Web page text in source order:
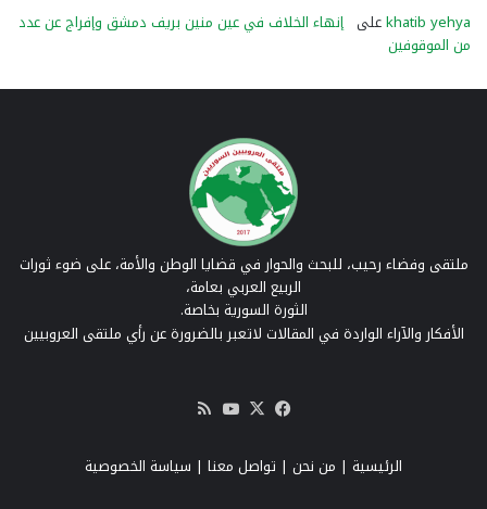
khatib yehyaعلى إنهاء الخلاف في عين منين بريف دمشق وإفراج عن عدد
من الموقوفين
ملتقى وفضاء رحيب، للبحث والحوار في قضايا الوطن والأمة، على ضوء ثورات
الربيع العربي بعامة،
الثورة السورية بخاصة.
الأفكار والآراء الواردة في المقالات لاتعبر بالضرورة عن رأي ملتقى العروبيين
فيسبوك
‫X
‫YouTube
RSS
الرئيسية | من نحن | تواصل معنا | سياسة الخصوصية